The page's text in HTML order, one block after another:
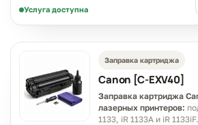
Услуга доступна
Заправка картриджа
Canon [C-EXV40]
Заправка картриджа
лазерных принтеров:
1133, iR 1133A и iR